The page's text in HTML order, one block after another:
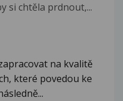
si chtěla prdnout,...
na kvalitě
které povedou ke